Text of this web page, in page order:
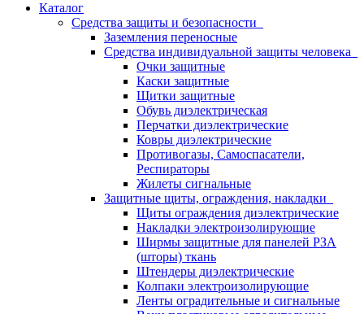
Каталог
Средства защиты и безопасности
Заземления переносные
Средства индивидуальной защиты человека
Очки защитные
Каски защитные
Щитки защитные
Обувь диэлектрическая
Перчатки диэлектрические
Ковры диэлектрические
Противогазы, Самоспасатели,
Респираторы
Жилеты сигнальные
Защитные щиты, ограждения, накладки
Щиты ограждения диэлектрические
Накладки электроизолирующие
Ширмы защитные для панелей РЗА
(шторы) ткань
Штендеры диэлектрические
Колпаки электроизолирующие
Ленты оградительные и сигнальные